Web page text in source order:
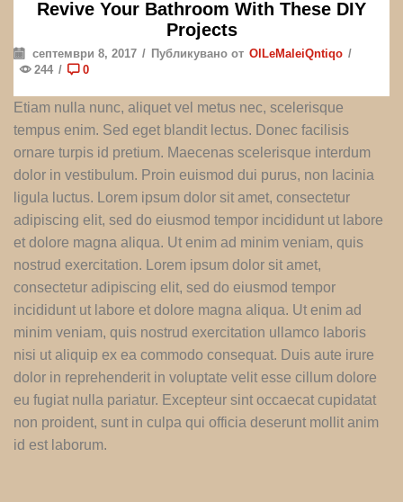
Revive Your Bathroom With These DIY
Projects
септември 8, 2017 / Публикувано от OlLeMaleiQntiqo /
244 / 0
Etiam nulla nunc, aliquet vel metus nec, scelerisque
tempus enim. Sed eget blandit lectus. Donec facilisis
ornare turpis id pretium. Maecenas scelerisque interdum
dolor in vestibulum. Proin euismod dui purus, non lacinia
ligula luctus. Lorem ipsum dolor sit amet, consectetur
adipiscing elit, sed do eiusmod tempor incididunt ut labore
et dolore magna aliqua. Ut enim ad minim veniam, quis
nostrud exercitation. Lorem ipsum dolor sit amet,
consectetur adipiscing elit, sed do eiusmod tempor
incididunt ut labore et dolore magna aliqua. Ut enim ad
minim veniam, quis nostrud exercitation ullamco laboris
nisi ut aliquip ex ea commodo consequat. Duis aute irure
dolor in reprehenderit in voluptate velit esse cillum dolore
eu fugiat nulla pariatur. Excepteur sint occaecat cupidatat
non proident, sunt in culpa qui officia deserunt mollit anim
id est laborum.